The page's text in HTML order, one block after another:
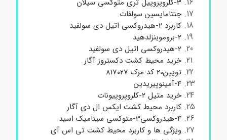
جنتامایسین سولفات
کاربرد 2-هیدروکسی اتیل دی سولفید
2-بروموبنزلدهید
2-هیدروکسی اتیل دی سولفید
خرید محیط کشت دکستروز آگار
تویین20 کد مرک 817027
4-آمینوپیریدین
خرید متیل ۲-کلروپروپیونات
کاربرد محیط کشت ایکس ال دی آگار
4-هیدروکسی3-متوکسی سینامیک اسید
ویژگی ها و کاربرد محیط کشت تی اس آی